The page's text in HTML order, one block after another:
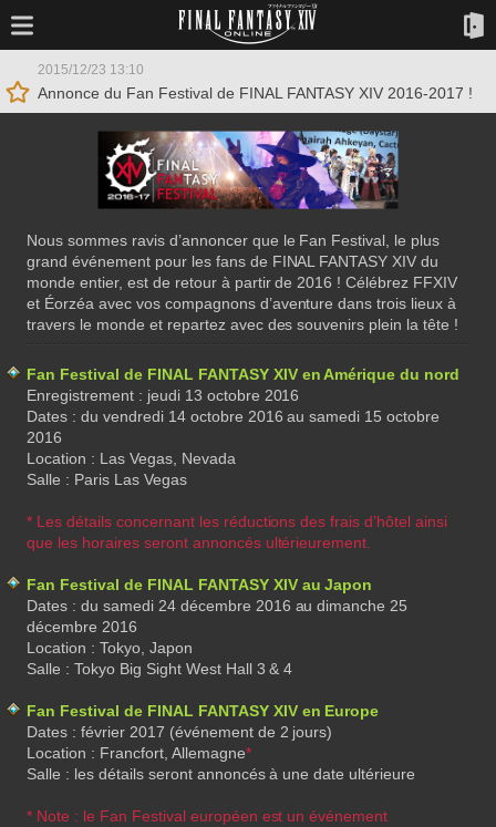
2015/12/23 13:10
Annonce du Fan Festival de FINAL FANTASY XIV 2016-2017 !
Nous sommes ravis d’annoncer que le Fan Festival, le plus
grand événement pour les fans de FINAL FANTASY XIV du
monde entier, est de retour à partir de 2016 ! Célébrez FFXIV
et Éorzéa avec vos compagnons d’aventure dans trois lieux à
travers le monde et repartez avec des souvenirs plein la tête !
Fan Festival de FINAL FANTASY XIV en Amérique du nord
Enregistrement : jeudi 13 octobre 2016
Dates : du vendredi 14 octobre 2016 au samedi 15 octobre
2016
Location : Las Vegas, Nevada
Salle : Paris Las Vegas
* Les détails concernant les réductions des frais d’hôtel ainsi
que les horaires seront annoncés ultérieurement.
Fan Festival de FINAL FANTASY XIV au Japon
Dates : du samedi 24 décembre 2016 au dimanche 25
décembre 2016
Location : Tokyo, Japon
Salle : Tokyo Big Sight West Hall 3 & 4
Fan Festival de FINAL FANTASY XIV en Europe
Dates : février 2017 (événement de 2 jours)
Location : Francfort, Allemagne*
Salle : les détails seront annoncés à une date ultérieure
* Note : le Fan Festival européen est un événement